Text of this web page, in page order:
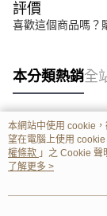
評價
喜歡這個商品嗎？
本分類熱銷全
熱門標籤
本網站中使用 cookie
望在電腦上使用
權條款 」之 Cookie
用條款之 Cookie 聲明
了解更多 >